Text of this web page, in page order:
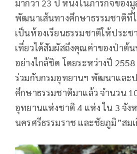
มากว่า 23 ปี หนึ่งในภารกิจของ
พัฒนาเส้นทางศึกษาธรรมชาติที่
เป็นห้องเรียนธรรมชาติให้ประ
เที่ยวได้สัมผัสถึงคุณค่าของป่าต้
อย่างใกล้ชิด โดยระหว่างปี
ร่วมกับกรมอุทยานฯ พัฒนาและป
ศึกษาธรรมชาติมาแล้ว จำนวน
อุทยานแห่งชาติ 4 แห่ง ใน 3 จัง
นครศรีธรรมราช และชัยภูมิ”สม